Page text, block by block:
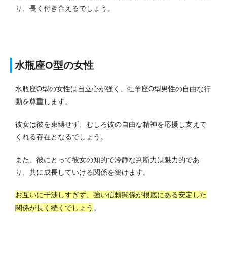
り、長く付き合えるでしょう。
水瓶座O型の女性
水瓶座O型の女性は自立心が強く、牡羊座O型男性の自由な行
動を尊重します。
彼女は彼を束縛せず、むしろ彼の自由な精神を応援し支えて
くれる存在となるでしょう。
また、彼にとって彼女の知的で冷静な判断力は魅力的であ
り、共に成長していける関係を築けます。
お互いに干渉しすぎず、強い信頼関係が根底にある安定した
関係が長く続くでしょう 。